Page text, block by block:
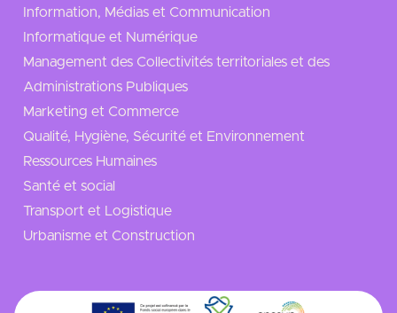
Information, Médias et Communication
Informatique et Numérique
Management des Collectivités territoriales et des
Administrations Publiques
Marketing et Commerce
Qualité, Hygiène, Sécurité et Environnement
Ressources Humaines
Santé et social
Transport et Logistique
Urbanisme et Construction